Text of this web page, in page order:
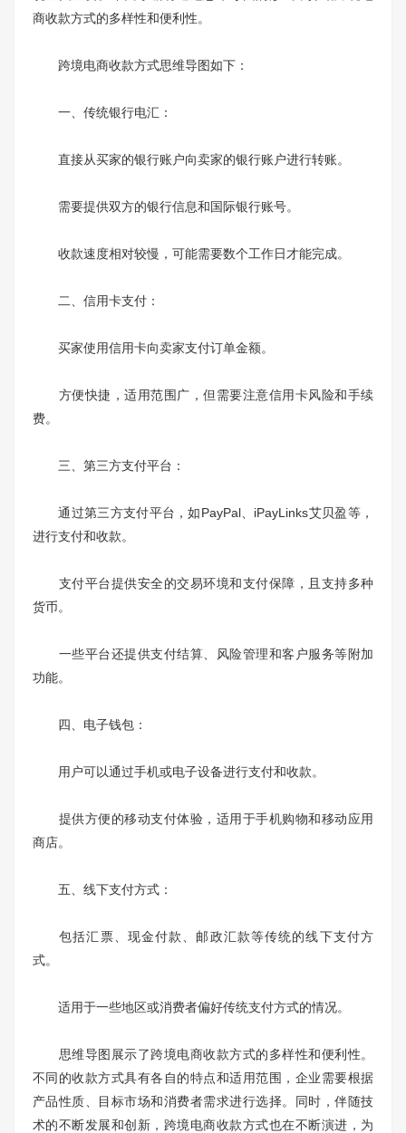
商收款方式的多样性和便利性。
跨境电商收款方式思维导图如下：
一、传统银行电汇：
直接从买家的银行账户向卖家的银行账户进行转账。
需要提供双方的银行信息和国际银行账号。
收款速度相对较慢，可能需要数个工作日才能完成。
二、信用卡支付：
买家使用信用卡向卖家支付订单金额。
方便快捷，适用范围广，但需要注意信用卡风险和手续
费。
三、第三方支付平台：
通过第三方支付平台，如PayPal、iPayLinks艾贝盈等，
进行支付和收款。
支付平台提供安全的交易环境和支付保障，且支持多种
货币。
一些平台还提供支付结算、风险管理和客户服务等附加
功能。
四、电子钱包：
用户可以通过手机或电子设备进行支付和收款。
提供方便的移动支付体验，适用于手机购物和移动应用
商店。
五、线下支付方式：
包括汇票、现金付款、邮政汇款等传统的线下支付方
式。
适用于一些地区或消费者偏好传统支付方式的情况。
思维导图展示了跨境电商收款方式的多样性和便利性。
不同的收款方式具有各自的特点和适用范围，企业需要根据
产品性质、目标市场和消费者需求进行选择。同时，伴随技
术的不断发展和创新，跨境电商收款方式也在不断演进，为